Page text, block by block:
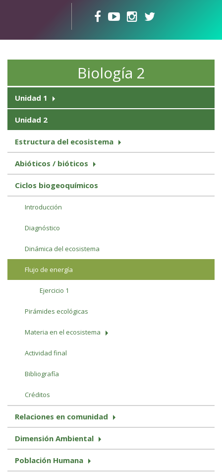
Pasar al contenido principal
Biología 2
Unidad 1
Unidad 2
Estructura del ecosistema
Abióticos / bióticos
Ciclos biogeoquímicos
Introducción
Diagnóstico
Dinámica del ecosistema
Flujo de energía
Ejercicio 1
Pirámides ecológicas
Materia en el ecosistema
Actividad final
Bibliografía
Créditos
Relaciones en comunidad
Dimensión Ambiental
Población Humana